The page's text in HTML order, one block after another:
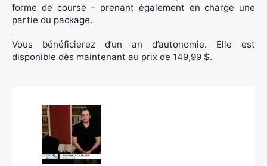
forme de course – prenant également en charge une
partie du package.
Vous bénéficierez d’un an d’autonomie. Elle est
disponible dès maintenant au prix de 149,99 $.